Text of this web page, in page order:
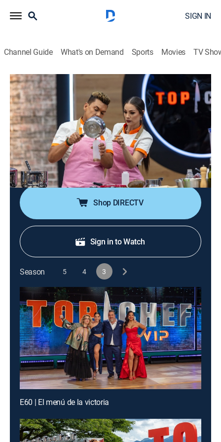
SIGN IN
Channel Guide What's on Demand Sports Movies TV
Top Chef VIP
S3 E19 | Postre sobre la mesa
2h 10m|TVPG Cooking, Competition reality|TEL Telemundo
2024
Más que en la cocina, la rivalidad crece en la cava,
Niño discute con Carolina y Pancho. Un plato
inspirado en una cita romántica lleva lágrimas de El
Puma y una inesperada confesión de Alicia.
Shop DIRECTV
Sign in to Watch
Season 5 4 3
E60 | El menú de la victoria